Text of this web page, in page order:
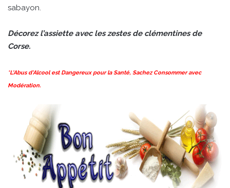
sabayon.
Décorez l’assiette avec les zestes de clémentines de
Corse.
*L'Abus d'Alcool est Dangereux pour la Santé, Sachez Consommer avec
Modération.